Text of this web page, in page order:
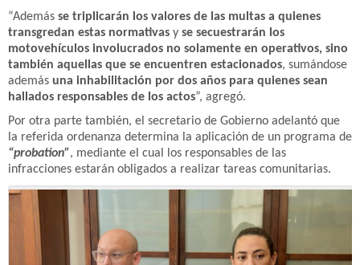
“Además se triplicarán los valores de las multas a quienes
transgredan estas normativas y se secuestrarán los
motovehículos involucrados no solamente en operativos, sino
también aquellas que se encuentren estacionados, sumándose
además una inhabilitación por dos años para quienes sean
hallados responsables de los actos”, agregó.
Por otra parte también, el secretario de Gobierno adelantó que
la referida ordenanza determina la aplicación de un programa de
“probation”, mediante el cual los responsables de las
infracciones estarán obligados a realizar tareas comunitarias.